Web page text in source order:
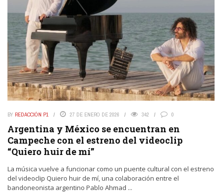
BY REDACCIÓN P1 27 DE ENERO DE 2026 342 0
Argentina y México se encuentran en
Campeche con el estreno del videoclip
“Quiero huir de mí”
La música vuelve a funcionar como un puente cultural con el estreno
del videoclip Quiero huir de mí, una colaboración entre el
bandoneonista argentino Pablo Ahmad ...